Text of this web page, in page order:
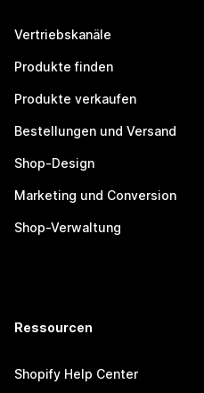
Vertriebskanäle
Produkte finden
Produkte verkaufen
Bestellungen und Versand
Shop-Design
Marketing und Conversion
Shop-Verwaltung
Ressourcen
Shopify Help Center